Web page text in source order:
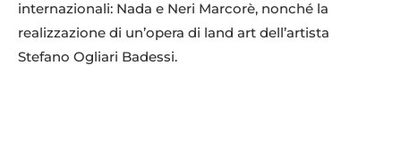
internazionali: Nada e Neri Marcorè, nonché la
realizzazione di un’opera di land art dell’artista
Stefano Ogliari Badessi.